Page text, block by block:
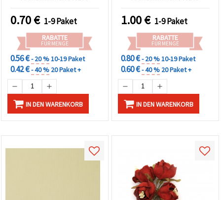
0.70€ 1-9 Paket
RABATTE
FÜR MENGE
0.56 €- 20 %10-19 Paket
0.42 €- 40 % 20 Paket +
IN DEN WARENKORB
8×13×1 mm – 50 Stück
1.00€ 1-9 Paket
RABATTE
FÜR MENGE
0.80 €- 20 %10-19 Paket
0.60 €- 40 % 20 Paket +
IN DEN WARENKORB